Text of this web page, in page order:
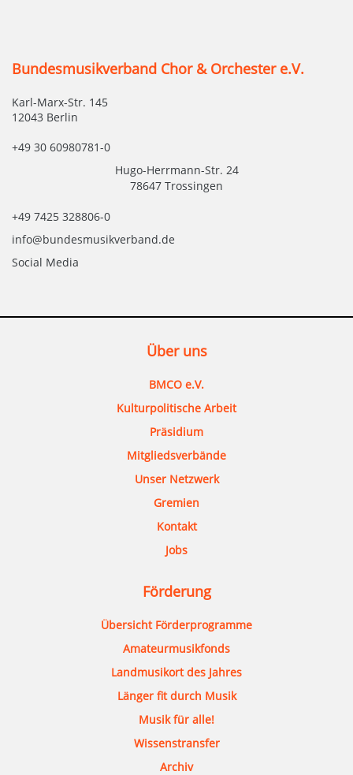
Bundesmusikverband Chor & Orchester e.V.
Karl-Marx-Str. 145
12043 Berlin
+49 30 60980781-0
Hugo-Herrmann-Str. 24
78647 Trossingen
+49 7425 328806-0
info@bundesmusikverband.de
Social Media
Über uns
BMCO e.V.
Kulturpolitische Arbeit
Präsidium
Mitgliedsverbände
Unser Netzwerk
Gremien
Kontakt
Jobs
Förderung
Übersicht Förderprogramme
Amateurmusikfonds
Landmusikort des Jahres
Länger fit durch Musik
Musik für alle!
Wissenstransfer
Archiv